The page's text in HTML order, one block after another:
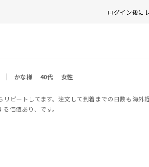
ログイン後に
かな様 40代 女性
リピートしてます。注文して到着までの日数も海
価値あり、です。